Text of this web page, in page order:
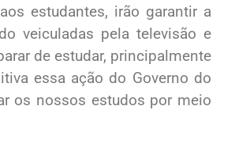
estudantes, irão garantir a
veiculadas pela televisão e
de estudar, principalmente
essa ação do Governo do
os nossos estudos por meio